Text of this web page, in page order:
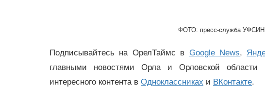
ФОТО: пресс-служба УФСИН
Подписывайтесь на ОрелТаймс в Google News,
главными новостями Орла и Орловской области
интересного контента в Одноклассниках и ВКонтакте.